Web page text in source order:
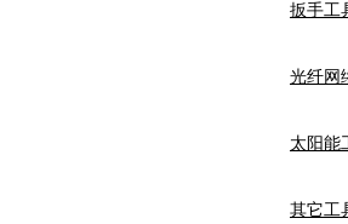
扳手工
光纤网
太阳能
其它工